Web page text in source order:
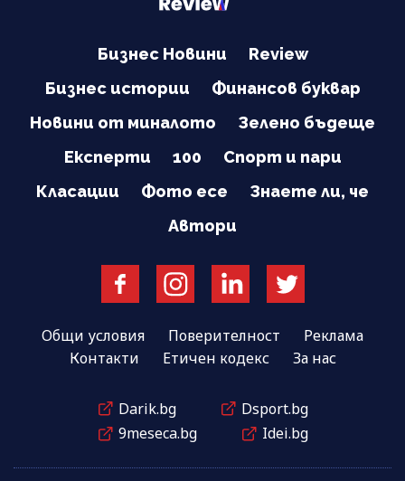
Бизнес Новини
Review
Бизнес истории
Финансов буквар
Новини от миналото
Зелено бъдеще
Експерти
100
Спорт и пари
Класации
Фото есе
Знаете ли, че
Автори
Общи условия Поверителност
Реклама
Контакти
Етичен кодекс За нас
Darik.bg
Dsport.bg
9meseca.bg
Idei.bg